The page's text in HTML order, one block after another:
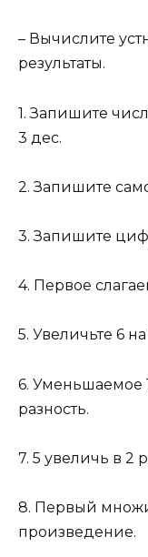
– Вычислите
результаты.
1. Запишите
3 дес.
2. Запишите
3. Запишите
4. Первое
5. Увеличьте 6 на
6. Уменьшаемое
разность.
7. 5 увеличь в 2
8. Первый
произведение.